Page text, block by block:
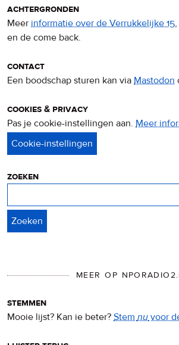
achtergronden
Meer informatie over de Verrukkelijke 15
en de come back.
contact
Een boodschap sturen kan via Mastodon
cookies & privacy
Pas je cookie-instellingen aan. Meer
zoeken
MEER OP
stemmen
Mooie lijst? Kan ie beter? Stemnuvoor